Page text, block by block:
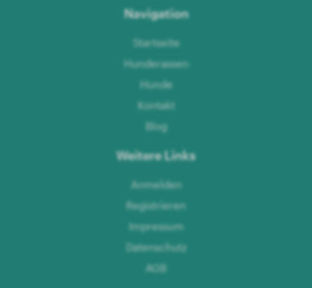
Navigation
Startseite
Hunderassen
Hunde
Kontakt
Blog
Weitere Links
Anmelden
Registrieren
Impressum
Datenschutz
AGB